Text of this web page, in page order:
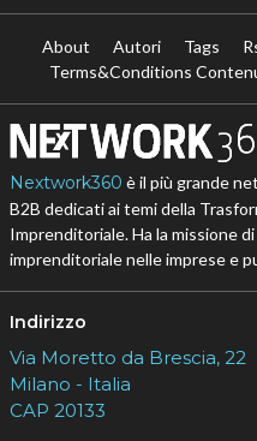
About Autori Tags
Terms&Conditions
Nextwork360 è il più grande
B2B dedicati ai temi della
Imprenditoriale. Ha la missione
imprenditoriale nelle imprese e
Indirizzo
Via Moretto da Brescia, 22
Milano - Italia
CAP 20133